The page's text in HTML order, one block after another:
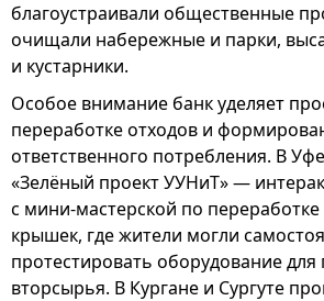
благоустраивали общественные
очищали набережные и парки,
и кустарники.
Особое внимание банк уделяет
переработке отходов и
ответственного потребления. В
«Зелёный проект УУНиТ» —
с мини-мастерской по
крышек, где жители могли
протестировать оборудование для
вторсырья. В Кургане и Сургуте